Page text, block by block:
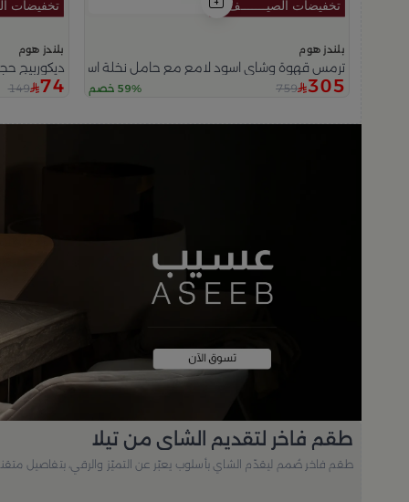
بلندز هوم
ترمس قهوة وشاي اسود لامع مع حامل نخلة اسود من عسيب
305
759 59% خصم
بلندز هوم
ديكوربيج
74
149
طقم فاخر لتقديم الشاي من تيلا
طقم فاخر صُمم ليقدّم الشاي بأسلوب يعبّر عن التميّز والرقي، بتفاصيل